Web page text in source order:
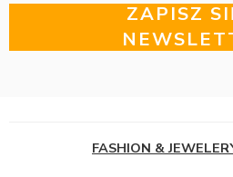
ZAPISZ
FASHION &